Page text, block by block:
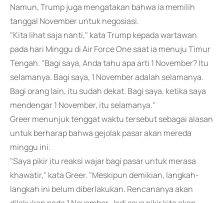
Namun, Trump juga mengatakan bahwa ia memilih
tanggal November untuk negosiasi.
"Kita lihat saja nanti," kata Trump kepada wartawan
pada hari Minggu di Air Force One saat ia menuju Timur
Tengah. "Bagi saya, Anda tahu apa arti 1 November? Itu
selamanya. Bagi saya, 1 November adalah selamanya.
Bagi orang lain, itu sudah dekat. Bagi saya, ketika saya
mendengar 1 November, itu selamanya."
Greer menunjuk tenggat waktu tersebut sebagai alasan
untuk berharap bahwa gejolak pasar akan mereda
minggu ini.
"Saya pikir itu reaksi wajar bagi pasar untuk merasa
khawatir," kata Greer. "Meskipun demikian, langkah-
langkah ini belum diberlakukan. Rencananya akan